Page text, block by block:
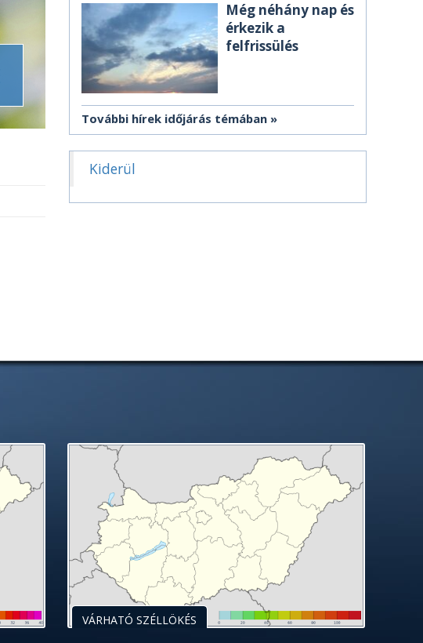
Még néhány nap és
érkezik a
felfrissülés
További hírek időjárás témában
Kiderül
VÁRHATÓ SZÉLLÖKÉS